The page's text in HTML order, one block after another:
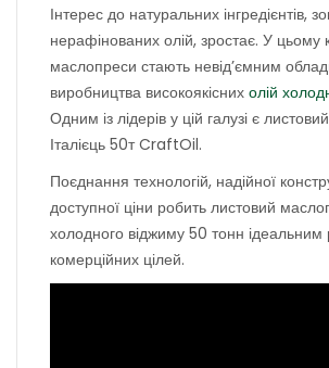
Інтерес до натуральних інгредієнтів,
нерафінованих олій, зростає. У цьому
маслопреси стають невід’ємним
виробництва високоякісних олій
Одним із лідерів у цій галузі є
Італієць 50т CraftOil.
Поєднання технологій, надійної
доступної ціни робить листовий
холодного віджиму 50 тонн
комерційних цілей.